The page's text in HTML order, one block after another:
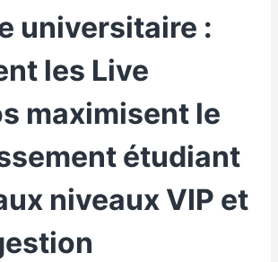
universitaire :
les Live
maximisent le
étudiant
niveaux VIP et